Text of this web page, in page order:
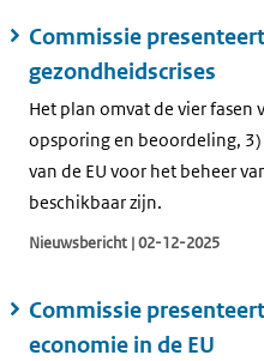
Commissie
gezondheidscrises
Het plan omvat de vier fasen
opsporing en beoordeling,
van de EU voor het beheer
beschikbaar zijn.
Nieuwsbericht | 02-12-2025
Commissie
economie in de EU